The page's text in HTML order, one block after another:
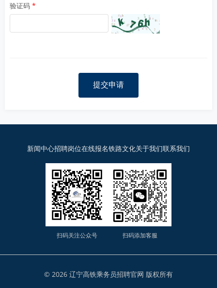
验证码
提交申请
新闻中心招聘岗位在线报名铁路文化关于我们联系我们
扫码关注公众号 扫码添加客服
© 2026 辽宁高铁乘务员招聘官网 版权所有